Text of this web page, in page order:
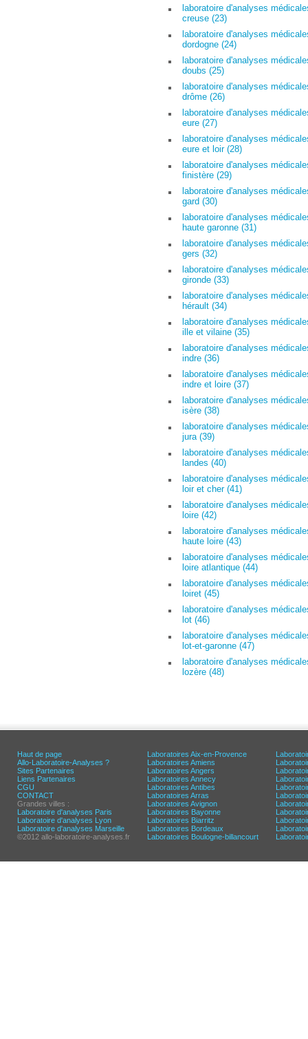
laboratoire d'analyses
creuse (23)
laboratoire d'analyses
dordogne (24)
laboratoire d'analyses
doubs (25)
laboratoire d'analyses
drôme (26)
laboratoire d'analyses
eure (27)
laboratoire d'analyses
eure et loir (28)
laboratoire d'analyses
finistère (29)
laboratoire d'analyses
gard (30)
laboratoire d'analyses
haute garonne (31)
laboratoire d'analyses
gers (32)
laboratoire d'analyses
gironde (33)
laboratoire d'analyses
hérault (34)
laboratoire d'analyses
ille et vilaine (35)
laboratoire d'analyses
indre (36)
laboratoire d'analyses
indre et loire (37)
laboratoire d'analyses
isère (38)
laboratoire d'analyses
jura (39)
laboratoire d'analyses
landes (40)
laboratoire d'analyses
loir et cher (41)
laboratoire d'analyses
loire (42)
laboratoire d'analyses
haute loire (43)
laboratoire d'analyses
loire atlantique (44)
laboratoire d'analyses
loiret (45)
laboratoire d'analyses
lot (46)
laboratoire d'analyses
lot-et-garonne (47)
laboratoire d'analyses
lozère (48)
Haut de page
Allo-Laboratoire-Analyses ?
Sites Partenaires
Liens Partenaires
CGU
CONTACT
Grandes villes :
Laboratoire d'analyses Paris
Laboratoire d'analyses Lyon
Laboratoire d'analyses Marseille
©2012 allo-laboratoire-analyses.fr
Laboratoires Aix-en-Provence
Laboratoires Amiens
Laboratoires Angers
Laboratoires Annecy
Laboratoires Antibes
Laboratoires Arras
Laboratoires Avignon
Laboratoires Bayonne
Laboratoires Biarritz
Laboratoires Bordeaux
Laboratoires Boulogne-billancourt